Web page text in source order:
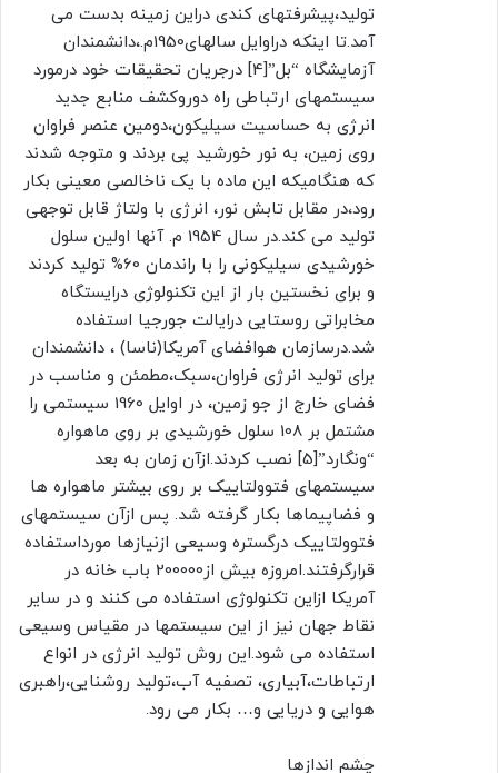
تولید،پیشرفتهای کندی دراین زمینه بدست می
آمد.تا اینکه دراوایل سالهای1950م.،دانشمندان
آزمایشگاه “بل”[4] درجریان تحقیقات خود درمورد
سیستمهای ارتباطی راه دوروکشف منابع جدید
انرژی به حساسیت سیلیکون،دومین عنصر فراوان
روی زمین، به نور خورشید پی بردند و متوجه شدند
که هنگامیکه این ماده با یک ناخالصی معینی بکار
رود،در مقابل تابش نور، انرژی با ولتاژ قابل توجهی
تولید می کند.در سال 1954 م. آنها اولین سلول
خورشیدی سیلیکونی را با راندمان 60% تولید کردند
و برای نخستین بار از این تکنولوژی درایستگاه
مخابراتی روستایی درایالت جورجیا استفاده
شد.درسازمان هوافضای آمریکا(ناسا) ، دانشمندان
برای تولید انرژی فراوان،سبک،مطمئن و مناسب در
فضای خارج از جو زمین، در اوایل 1960 سیستمی را
مشتمل بر 108 سلول خورشیدی بر روی ماهواره
“ونگارد”[5] نصب کردند.ازآن زمان به بعد
سیستمهای فتوولتاییک بر روی بیشتر ماهواره ها
و فضاپیماها بکار گرفته شد. پس ازآن سیستمهای
فتوولتاییک درگستره وسیعی ازنیازها مورداستفاده
قرارگرفتند.امروزه بیش از200000 باب خانه در
آمریکا ازاین تکنولوژی استفاده می کنند و در سایر
نقاط جهان نیز از این سیستمها در مقیاس وسیعی
استفاده می شود.این روش تولید انرژی در انواع
ارتباطات،آبیاری، تصفیه آب،تولید روشنایی،راهبری
هوایی و دریایی و… بکار می رود.
چشم اندازها